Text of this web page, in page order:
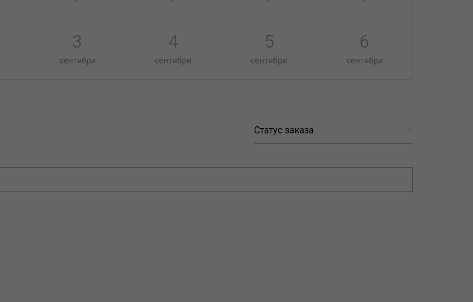
3
сентябри
4
сентябри
5
сентябри
6
сентябри